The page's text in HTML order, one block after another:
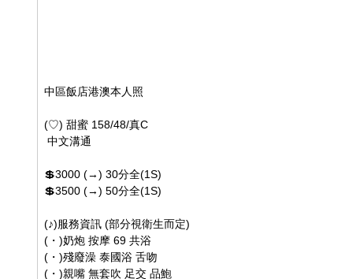
中區飯店港澳本人照
(♡) 甜蜜 158/48/真C
中文溝通
💲3000 (→) 30分全(1S)
💲3500 (→) 50分全(1S)
(♪)服務資訊 (部分視衛生而定)
(・)奶炮 按摩 69 共浴
(・)殘廢澡 泰國浴 舌吻
(・)親嘴 無套吹 足交 品鮑